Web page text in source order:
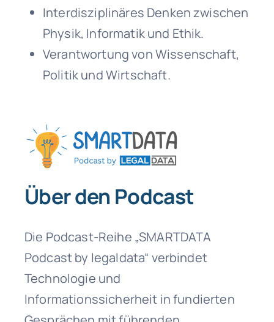
Interdisziplinäres Denken zwischen
Physik, Informatik und Ethik.
Verantwortung von Wissenschaft,
Politik und Wirtschaft.
Über den Podcast
Die Podcast-Reihe „SMARTDATA
Podcast by legaldata“ verbindet
Technologie und
Informationssicherheit in fundierten